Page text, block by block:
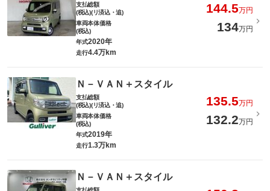
支払総額
(税込)(リ済込・追)
144.5万円
車両本体価格
(税込)
134万円
年式2020年
走行4.4万km
Ｎ－ＶＡＮ＋スタイル
支払総額
(税込)(リ済込・追)
135.5万円
車両本体価格
(税込)
132.2万円
年式2019年
走行1.3万km
Ｎ－ＶＡＮ＋スタイル